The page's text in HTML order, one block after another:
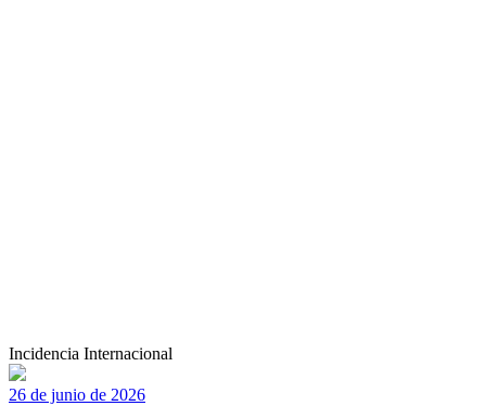
Incidencia Internacional
26 de junio de 2026